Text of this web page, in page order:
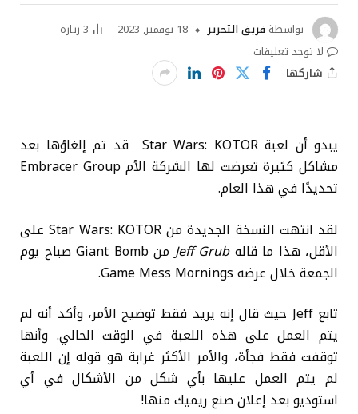
بواسطة فريق التحرير 18 نوفمبر, 2023 3زيارة
لا توجد تعليقات
شاركها
يبدو أن لعبة Star Wars: KOTOR قد تم إلغاؤها بعد
مشاكل كثيرة تعرضت لها الشركة الأم Embracer Group
تحديدًا في هذا العام.
لقد انتهت النسخة الجديدة من Star Wars: KOTOR على
الأقل، هذا ما قالهJeff Grub
من Giant Bomb صباح يوم
الجمعة خلال عرضه Game Mess Mornings.
تابع Jeff حيث قال إنه يريد فقط توضيح الأمر، وأكد أنه لم
يتم العمل على هذه اللعبة في الوقت الحالي. وأنها
توقفت فقط فجأة، والأمر الأكثر غرابة هو قوله إن اللعبة
لم يتم العمل عليها بأي شكل من الأشكال في أي
استوديو بعد إعلان صنع ريميك منها!